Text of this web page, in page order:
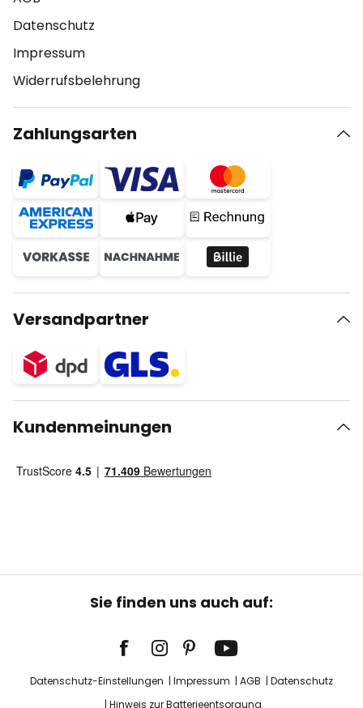
Datenschutz
Impressum
Widerrufsbelehrung
Zahlungsarten
Versandpartner
Kundenmeinungen
Sie finden uns auch auf:
Datenschutz-Einstellungen Impressum AGB
Datenschutz
Hinweis zur Batterieentsorgung